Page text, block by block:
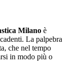
Milano è
La palpebra
che nel tempo
in modo più o